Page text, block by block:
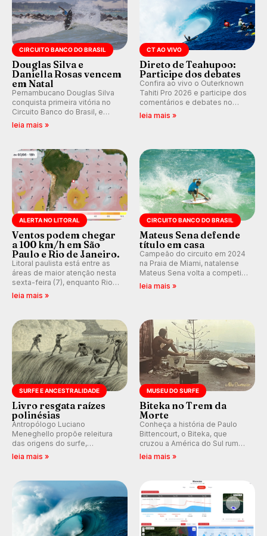
CIRCUITO BANCO DO BRASIL
Douglas Silva e
Daniella Rosas vencem
em Natal
Pernambucano Douglas Silva
conquista primeira vitória no
Circuito Banco do Brasil, e
peruana Daniella Rosas vence
(RN).
leia mais »
CT AO VIVO
Direto de Teahupoo:
Participe dos debates
Confira ao vivo o Outerknown
Tahiti Pro 2026 e participe dos
comentários e debates no
nosso fórum, durante as
leia mais »
ALERTA NO LITORAL
Ventos podem chegar
a 100 km/h em São
Paulo e Rio de Janeiro.
Litoral paulista está entre as
áreas de maior atenção nesta
sexta-feira (7), enquanto Rio
de Janeiro também recebe
km/h em Itanhaém.
leia mais »
CIRCUITO BANCO DO BRASIL
Mateus Sena defende
título em casa
Campeão do circuito em 2024
na Praia de Miami, natalense
Mateus Sena volta a competir
em casa em busca de manter a
leia mais »
SURFE E ANCESTRALIDADE
Livro resgata raízes
polinésias
Antropólogo Luciano
Meneghello propõe releitura
das origens do surfe,
resgatando a cultura polinésia
prática em esporte e indústria.
leia mais »
MUSEU DO SURFE
Biteka no Trem da
Morte
Conheça a história de Paulo
Bittencourt, o Biteka, que
cruzou a América do Sul rumo
ao Pacífico em uma jornada
leia mais »